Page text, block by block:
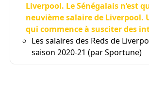
Liverpool. Le Sénégalais n’est
neuvième salaire de Liverpool.
qui commence à susciter des
Les salaires des Reds de
saison 2020-21 (par Sportune)